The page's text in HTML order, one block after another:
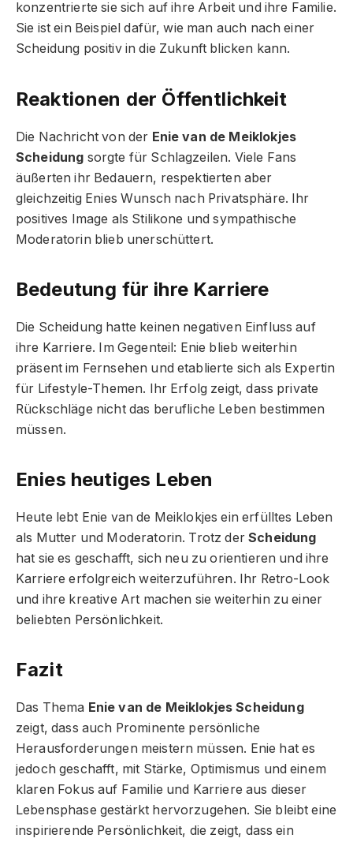
konzentrierte sie sich auf ihre Arbeit und ihre Familie.
Sie ist ein Beispiel dafür, wie man auch nach einer
Scheidung positiv in die Zukunft blicken kann.
Reaktionen der Öffentlichkeit
Die Nachricht von der Enie van de Meiklokjes
Scheidung sorgte für Schlagzeilen. Viele Fans
äußerten ihr Bedauern, respektierten aber
gleichzeitig Enies Wunsch nach Privatsphäre. Ihr
positives Image als Stilikone und sympathische
Moderatorin blieb unerschüttert.
Bedeutung für ihre Karriere
Die Scheidung hatte keinen negativen Einfluss auf
ihre Karriere. Im Gegenteil: Enie blieb weiterhin
präsent im Fernsehen und etablierte sich als Expertin
für Lifestyle-Themen. Ihr Erfolg zeigt, dass private
Rückschläge nicht das berufliche Leben bestimmen
müssen.
Enies heutiges Leben
Heute lebt Enie van de Meiklokjes ein erfülltes Leben
als Mutter und Moderatorin. Trotz derScheidung
hat sie es geschafft, sich neu zu orientieren und ihre
Karriere erfolgreich weiterzuführen. Ihr Retro-Look
und ihre kreative Art machen sie weiterhin zu einer
beliebten Persönlichkeit.
Fazit
Das Thema Enie van de Meiklokjes Scheidung
zeigt, dass auch Prominente persönliche
Herausforderungen meistern müssen. Enie hat es
jedoch geschafft, mit Stärke, Optimismus und einem
klaren Fokus auf Familie und Karriere aus dieser
Lebensphase gestärkt hervorzugehen. Sie bleibt eine
inspirierende Persönlichkeit, die zeigt, dass ein